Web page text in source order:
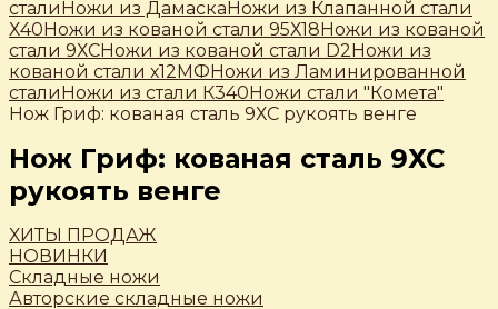
сталиНожи из ДамаскаНожи из Клапанной стали
Х40Ножи из кованой стали 95Х18Ножи из кованой
стали 9ХСНожи из кованой стали D2Ножи из
кованой стали х12МФНожи из Ламинированной
сталиНожи из стали К340Ножи стали "Комета"
Нож Гриф: кованая сталь 9ХС рукоять венге
Нож Гриф: кованая сталь 9ХС
рукоять венге
ХИТЫ ПРОДАЖ
НОВИНКИ
Складные ножи
Авторские складные ножи